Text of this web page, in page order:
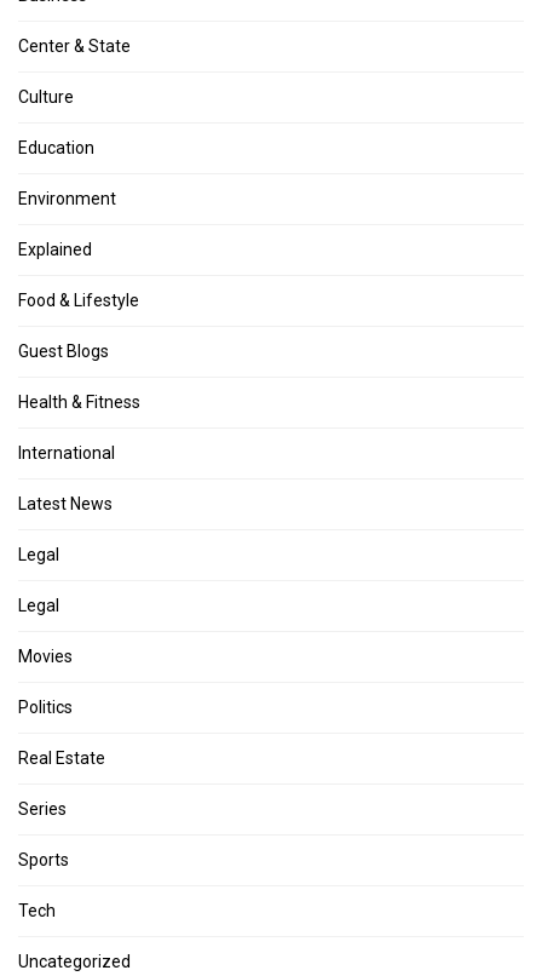
Center & State
Culture
Education
Environment
Explained
Food & Lifestyle
Guest Blogs
Health & Fitness
International
Latest News
Legal
Legal
Movies
Politics
Real Estate
Series
Sports
Tech
Uncategorized